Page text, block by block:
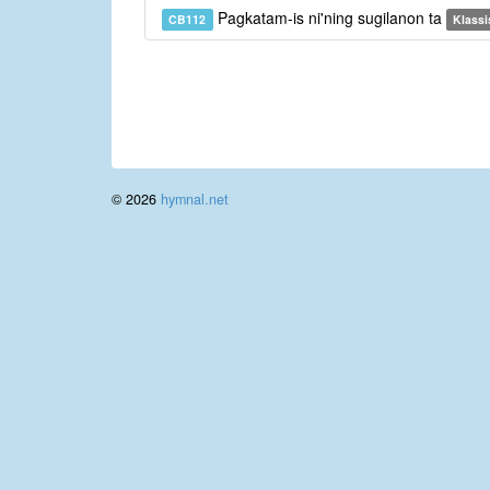
CB112 Pagkatam-is ni'ning sugilanon ta
© 2026 hymnal.net